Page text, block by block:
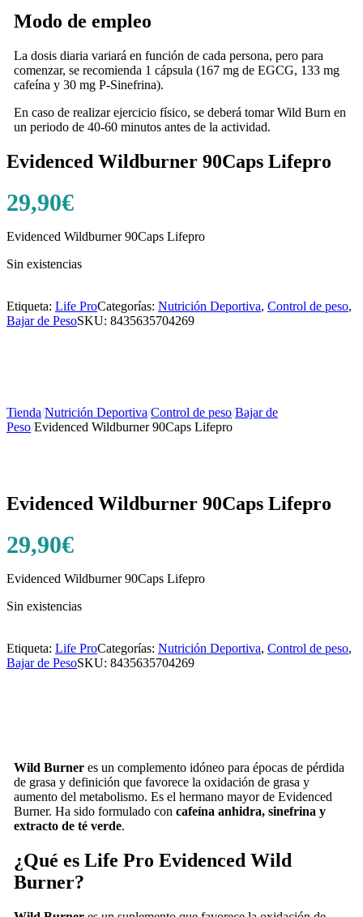
Modo de empleo
La dosis diaria variará en función de cada persona, pero para
comenzar, se recomienda 1 cápsula (167 mg de EGCG, 133 mg
cafeína y 30 mg P-Sinefrina).
En caso de realizar ejercicio físico, se deberá tomar Wild Burn en
un periodo de 40-60 minutos antes de la actividad.
Evidenced Wildburner 90Caps Lifepro
29,90€
Evidenced Wildburner 90Caps Lifepro
Sin existencias
Etiqueta: Life ProCategorías: Nutrición Deportiva, Control de peso,
Bajar de PesoSKU: 8435635704269
Tienda/Nutrición Deportiva/Control de peso/Bajar de
Peso/Evidenced Wildburner 90Caps Lifepro
Evidenced Wildburner 90Caps Lifepro
29,90€
Evidenced Wildburner 90Caps Lifepro
Sin existencias
Etiqueta: Life ProCategorías: Nutrición Deportiva, Control de peso,
Bajar de PesoSKU: 8435635704269
Wild Burneres un complemento idóneo para épocas de pérdida
de grasa y definición que favorece la oxidación de grasa y
aumento del metabolismo. Es el hermano mayor de Evidenced
Burner. Ha sido formulado con cafeína anhidra, sinefrina y
extracto de té verde.
¿Qué es Life Pro Evidenced Wild
Burner?